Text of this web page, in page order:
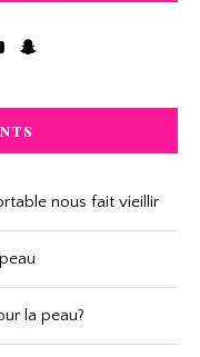
nous fait vieillir
la peau?